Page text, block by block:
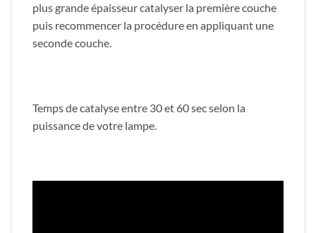
plus grande épaisseur catalyser la première couche
puis recommencer la procédure en appliquant une
seconde couche.
Temps de catalyse entre 30 et 60 sec selon la
puissance de votre lampe.